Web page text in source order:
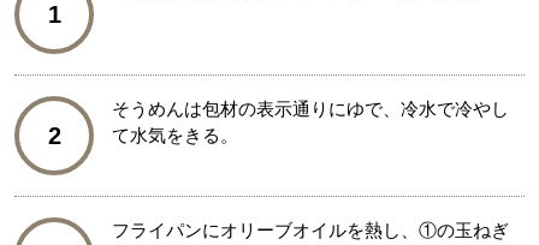
1
2
そうめんは包材の表示通りにゆで、冷水で冷やし
て水気をきる。
フライパンにオリーブオイルを熱し、①の玉ねぎ